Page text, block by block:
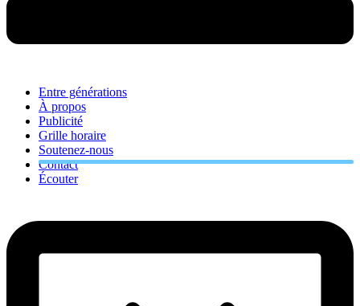
Entre générations
À propos
Publicité
Grille horaire
Soutenez-nous
Contact
Écouter